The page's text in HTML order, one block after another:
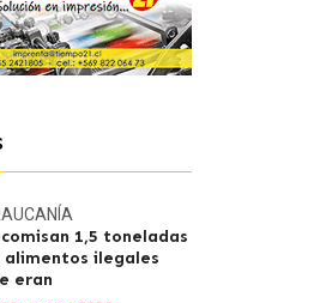
1,5 toneladas
alimentos ilegales
eran